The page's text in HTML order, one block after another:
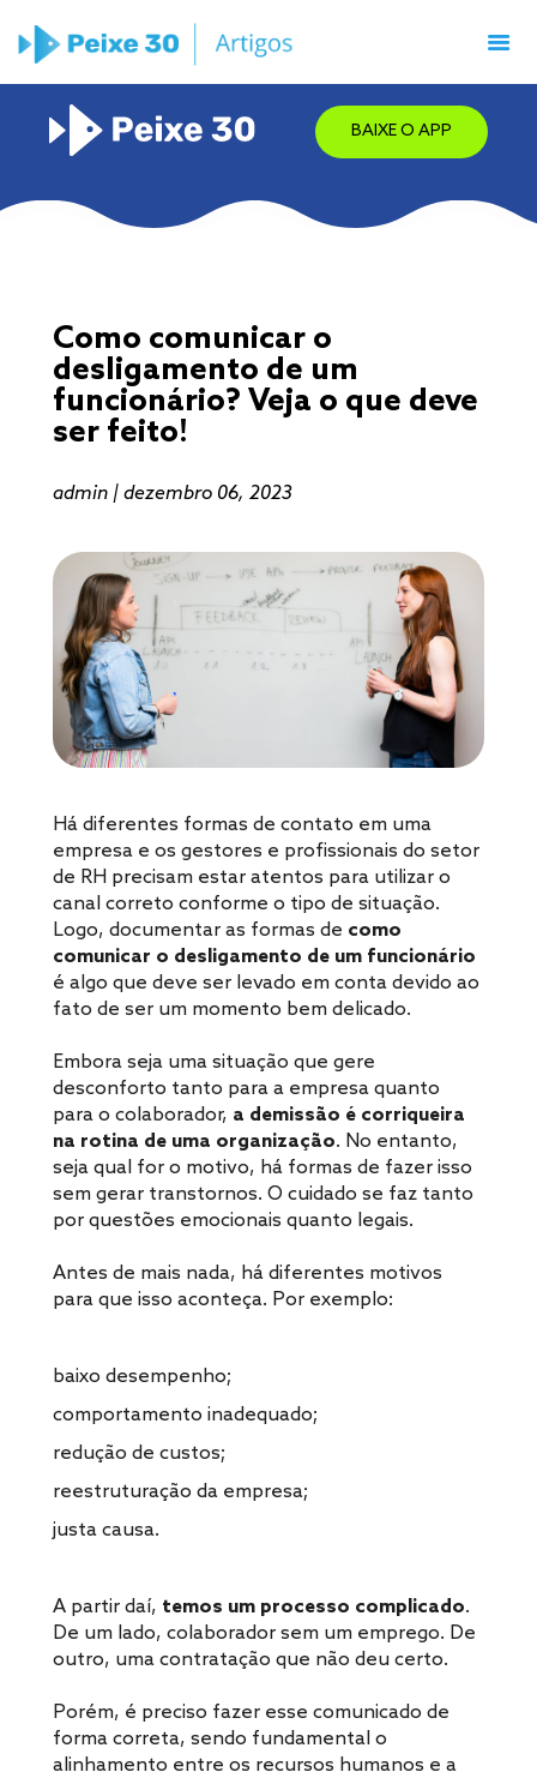
BAIXE O APP
Como comunicar o
desligamento de um
funcionário? Veja o que deve
ser feito!
admin | dezembro 06, 2023
Há diferentes formas de contato em uma
empresa e os gestores e profissionais do setor
de RH precisam estar atentos para utilizar o
canal correto conforme o tipo de situação.
Logo, documentar as formas de como
comunicar o desligamento de um funcionário
é algo que deve ser levado em conta devido ao
fato de ser um momento bem delicado.
Embora seja uma situação que gere
desconforto tanto para a empresa quanto
para o colaborador, a demissão é corriqueira
na rotina de uma organização. No entanto,
seja qual for o motivo, há formas de fazer isso
sem gerar transtornos. O cuidado se faz tanto
por questões emocionais quanto legais.
Antes de mais nada, há diferentes motivos
para que isso aconteça. Por exemplo:
baixo desempenho;
comportamento inadequado;
redução de custos;
reestruturação da empresa;
justa causa.
A partir daí, temos um processo complicado.
De um lado, colaborador sem um emprego. De
outro, uma contratação que não deu certo.
Porém, é preciso fazer esse comunicado de
forma correta, sendo fundamental o
alinhamento entre os recursos humanos e a